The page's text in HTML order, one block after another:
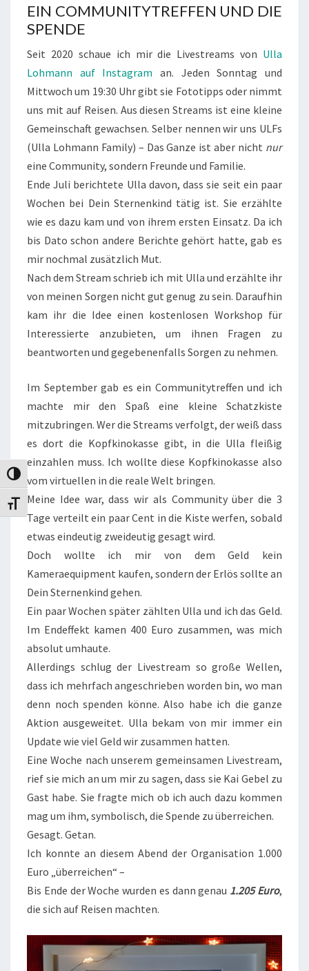
Umschalten auf hohe Kontraste
Schrift vergrößern
EIN COMMUNITYTREFFEN UND DIE
SPENDE
Seit 2020 schaue ich mir die Livestreams von Ulla
Lohmann auf Instagram an. Jeden Sonntag und
Mittwoch um 19:30 Uhr gibt sie Fototipps oder nimmt
uns mit auf Reisen. Aus diesen Streams ist eine kleine
Gemeinschaft gewachsen. Selber nennen wir uns ULFs
(Ulla Lohmann Family) – Das Ganze ist aber nicht nur
eine Community, sondern Freunde und Familie.
Ende Juli berichtete Ulla davon, dass sie seit ein paar
Wochen bei Dein Sternenkind tätig ist. Sie erzählte
wie es dazu kam und von ihrem ersten Einsatz. Da ich
bis Dato schon andere Berichte gehört hatte, gab es
mir nochmal zusätzlich Mut.
Nach dem Stream schrieb ich mit Ulla und erzählte ihr
von meinen Sorgen nicht gut genug zu sein. Daraufhin
kam ihr die Idee einen kostenlosen Workshop für
Interessierte anzubieten, um ihnen Fragen zu
beantworten und gegebenenfalls Sorgen zu nehmen.
Im September gab es ein Communitytreffen und ich
machte mir den Spaß eine kleine Schatzkiste
mitzubringen. Wer die Streams verfolgt, der weiß dass
es dort die Kopfkinokasse gibt, in die Ulla fleißig
einzahlen muss. Ich wollte diese Kopfkinokasse also
vom virtuellen in die reale Welt bringen.
Meine Idee war, dass wir als Community über die 3
Tage verteilt ein paar Cent in die Kiste werfen, sobald
etwas eindeutig zweideutig gesagt wird.
Doch wollte ich mir von dem Geld kein
Kameraequipment kaufen, sondern der Erlös sollte an
Dein Sternenkind gehen.
Ein paar Wochen später zählten Ulla und ich das Geld.
Im Endeffekt kamen 400 Euro zusammen, was mich
absolut umhaute.
Allerdings schlug der Livestream so große Wellen,
dass ich mehrfach angeschrieben worden bin, wo man
denn noch spenden könne. Also habe ich die ganze
Aktion ausgeweitet. Ulla bekam von mir immer ein
Update wie viel Geld wir zusammen hatten.
Eine Woche nach unserem gemeinsamen Livestream,
rief sie mich an um mir zu sagen, dass sie Kai Gebel zu
Gast habe. Sie fragte mich ob ich auch dazu kommen
mag um ihm, symbolisch, die Spende zu überreichen.
Gesagt. Getan.
Ich konnte an diesem Abend der Organisation 1.000
Euro „überreichen“ –
Bis Ende der Woche wurden es dann genau 1.205 Euro,
die sich auf Reisen machten.